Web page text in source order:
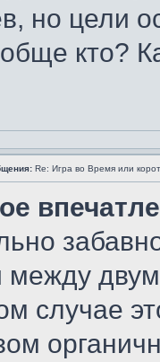
но цели
кто?
Re: Игра во Время или
между
случае